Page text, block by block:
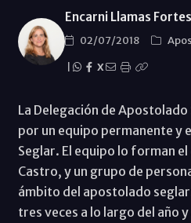
Encarni Llamas Fortes
02/07/2018
X
La Delegación de
por un equipo permanente y
Seglar. El equipo lo forman
Castro, y un grupo de
ámbito del apostolado
tres veces a lo largo del año